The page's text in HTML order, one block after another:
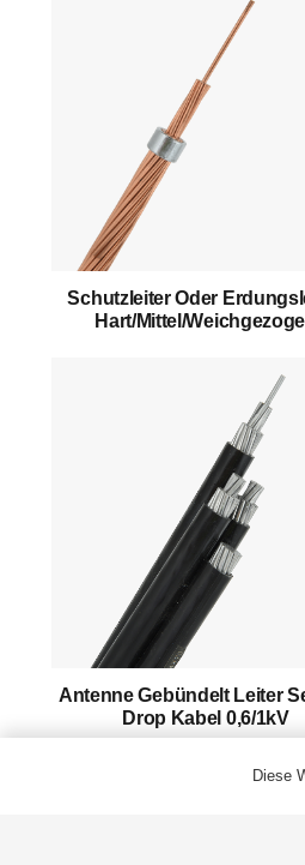
Schutzleiter Oder
Hart/mittel/
Antenne Gebündelt Leiter
Drop Kabel 0,6/1kV
Hauptmenü
Startseite
Über Uns
Produkte
Diese